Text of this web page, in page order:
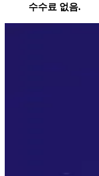
수수료 없음.